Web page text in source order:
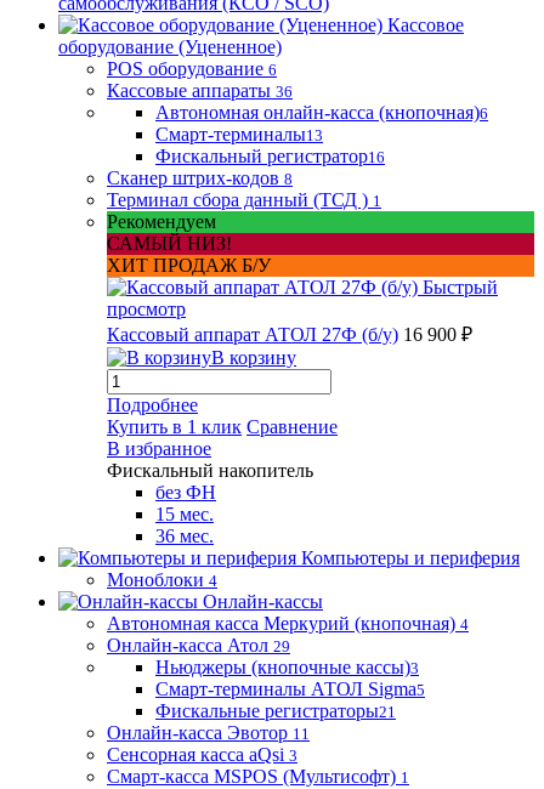
Кассовое
оборудование (Уцененное)
POS оборудование 6
Кассовые аппараты 36
Автономная онлайн-касса (кнопочная)6
Смарт-терминалы13
Фискальный регистратор16
Сканер штрих-кодов 8
Терминал сбора данный (ТСД ) 1
Рекомендуем
САМЫЙ НИЗ!
ХИТ ПРОДАЖ Б/У
Быстрый
просмотр
Кассовый аппарат АТОЛ 27Ф (б/у) 16 900 ₽
В корзину
Подробнее
Купить в 1 клик Сравнение
В избранное
Фискальный накопитель
без ФН
15 мес.
36 мес.
Компьютеры и периферия
Моноблоки 4
Онлайн-кассы
Автономная касса Меркурий (кнопочная) 4
Онлайн-касса Атол 29
Ньюджеры (кнопочные кассы)3
Смарт-терминалы АТОЛ Sigma5
Фискальные регистраторы21
Онлайн-касса Эвотор 11
Сенсорная касса aQsi 3
Смарт-касса MSPOS (Мультисофт) 1